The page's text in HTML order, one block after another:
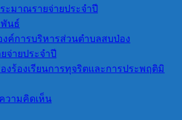
มาณรายจ่ายประจำปี
นธ์
ค์การบริหารส่วนตำบลสบป่อง
จ่ายประจำปี
องร้องเรียนการทุจริตและการประพฤติมิ
วามคิดเห็น
ปาริฉัตรพงศ์
ารส่วนตำบลสบป่อง
034-6787